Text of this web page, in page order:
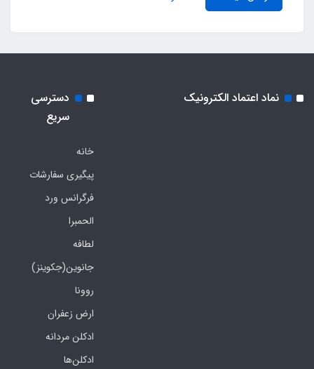
نماد اعتماد الکترونیک
دسترسی
سریع
خانه
پیگیری سفارشات
فرگرانس ورد
الحمبرا
لطافه
جانوین(جکوینز)
روونا
ارض زعفران
ادکلن مردانه
ادکلن‌ها